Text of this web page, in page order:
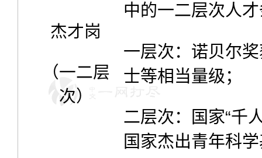
杰才岗
（一二层
次）
中的一二层次人
一层次：诺贝尔
士等相当量级；
二层次：国家“千
国家杰出青年科